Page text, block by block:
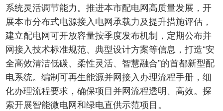
系统灵活调节能力。推进本市配电网高质量发展，开
展本市分布式电源接入电网承载力及提升措施评估，
建立配电网可开放容量按季度发布机制，定期公布并
网接入技术标准规范、典型设计方案等信息，打造“安
全高效清洁低碳、柔性灵活、智慧融合”的首都新型配
电系统。编制可再生能源并网接入办理流程手册，细
化办理流程要求，确保项目并网流程透明、高效。探
索开展智能微电网和绿电直供示范项目。